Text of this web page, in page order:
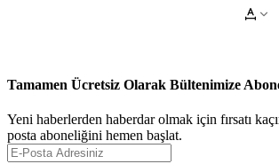
Tamamen Ücretsiz Olarak Bültenimize
Yeni haberlerden haberdar olmak için fırsatı
posta aboneliğini hemen başlat.